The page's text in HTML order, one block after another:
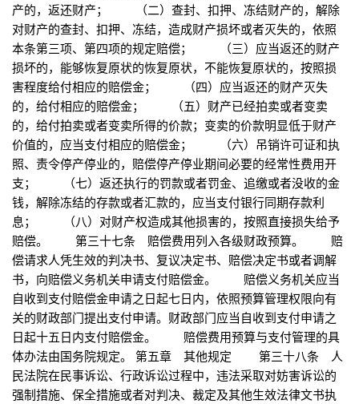
产的，返还财产； （二）查封、扣押、冻结财产的，解除
对财产的查封、扣押、冻结，造成财产损坏或者灭失的，依照
本条第三项、第四项的规定赔偿； （三）应当返还的财产
损坏的，能够恢复原状的恢复原状，不能恢复原状的，按照损
害程度给付相应的赔偿金； （四）应当返还的财产灭失
的，给付相应的赔偿金； （五）财产已经拍卖或者变卖
的，给付拍卖或者变卖所得的价款；变卖的价款明显低于财产
价值的，应当支付相应的赔偿金； （六）吊销许可证和执
照、责令停产停业的，赔偿停产停业期间必要的经常性费用开
支； （七）返还执行的罚款或者罚金、追缴或者没收的金
钱，解除冻结的存款或者汇款的，应当支付银行同期存款利
息； （八）对财产权造成其他损害的，按照直接损失给予
赔偿。 第三十七条 赔偿费用列入各级财政预算。 赔
偿请求人凭生效的判决书、复议决定书、赔偿决定书或者调解
书，向赔偿义务机关申请支付赔偿金。 赔偿义务机关应当
自收到支付赔偿金申请之日起七日内，依照预算管理权限向有
关的财政部门提出支付申请。财政部门应当自收到支付申请之
日起十五日内支付赔偿金。 赔偿费用预算与支付管理的具
体办法由国务院规定。 第五章 其他规定 第三十八条 人
民法院在民事诉讼、行政诉讼过程中，违法采取对妨害诉讼的
强制措施、保全措施或者对判决、裁定及其他生效法律文书执